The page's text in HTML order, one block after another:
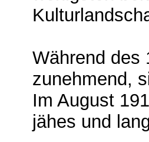
Während des
zunehmend,
Im August
jähes und